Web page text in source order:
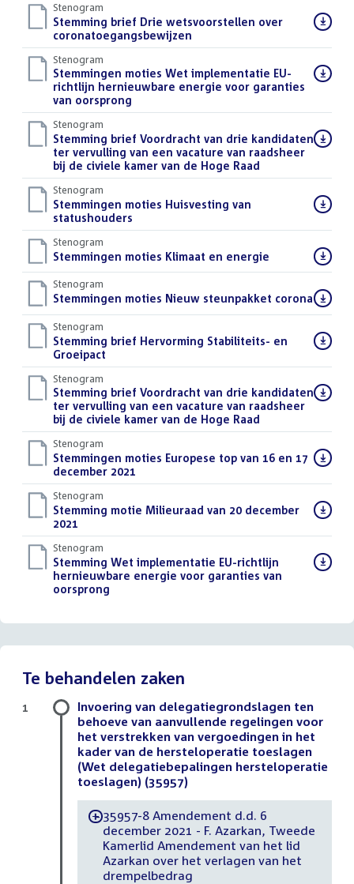
Stenogram
Download
bestand:
Stemming brief Drie wetsvoorstellen over
coronatoegangsbewijzen
Stenogram
Download
bestand:
Stemmingen moties Wet implementatie EU-
richtlijn hernieuwbare energie voor garanties
van oorsprong
Stenogram
Download
bestand:
Stemming brief Voordracht van drie kandidaten
ter vervulling van een vacature van raadsheer
bij de civiele kamer van de Hoge Raad
Stenogram
Download
bestand:
Stemmingen moties Huisvesting van
statushouders
Stenogram
Download
bestand:
Stemmingen moties Klimaat en energie
Stenogram
Download
bestand:
Stemmingen moties Nieuw steunpakket corona()
Stenogram
Download
bestand:
Stemming brief Hervorming Stabiliteits- en
Groeipact
Stenogram
Download
bestand:
Stemming brief Voordracht van drie kandidaten
ter vervulling van een vacature van raadsheer
bij de civiele kamer van de Hoge Raad
Stenogram
Download
bestand:
Stemmingen moties Europese top van 16 en 17
december 2021
Stenogram
Download
bestand:
Stemming motie Milieuraad van 20 december
2021
Stenogram
Download
bestand:
Stemming Wet implementatie EU-richtlijn
hernieuwbare energie voor garanties van
oorsprong
Te behandelen zaken
Invoering van delegatiegrondslagen ten
behoeve van aanvullende regelingen voor
het verstrekken van vergoedingen in het
kader van de hersteloperatie toeslagen
(Wet delegatiebepalingen hersteloperatie
toeslagen) (35957)
-35957-8 Amendement d.d. 6
december 2021 - F. Azarkan, Tweede
Kamerlid Amendement van het lid
Azarkan over het verlagen van het
drempelbedrag
1